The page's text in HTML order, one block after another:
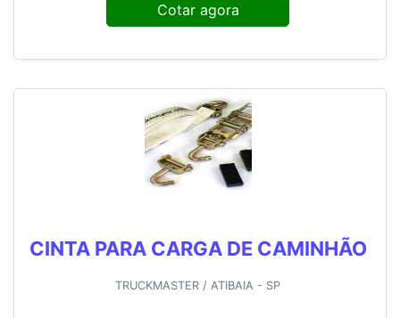
Cotar agora
CINTA PARA CARGA DE CAMINHÃO
TRUCKMASTER / ATIBAIA - SP